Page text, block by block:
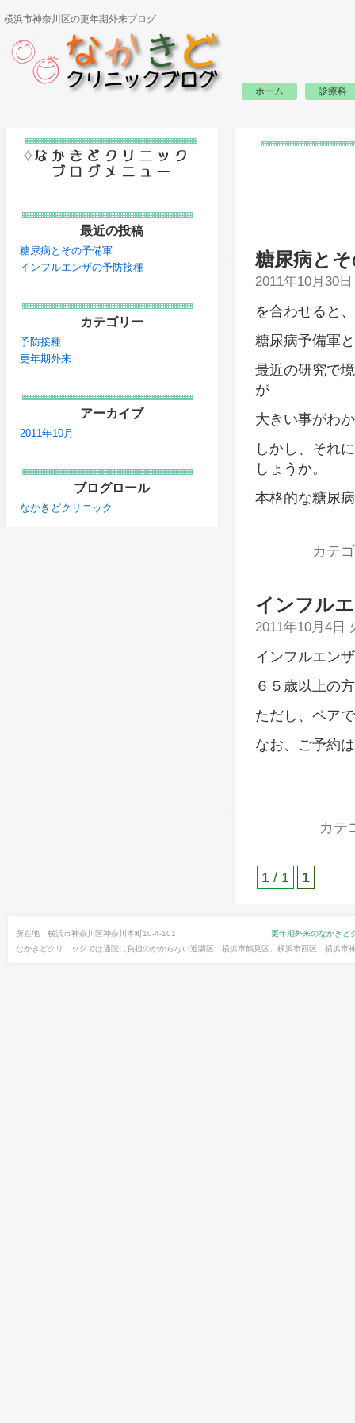
横浜市神奈川区の更年期外来ブログ
ホーム 診療科
糖尿病と
2011年10月30
を合わせると
糖尿病予備軍
最近の研究で
が
大きい事がわ
しかし、それ
しょうか。
本格的な糖尿
カテ
インフル
2011年10月4日
インフルエン
６５歳以上の
ただし、ペア
なお、ご予約
カテ
1 / 1 1
最近の投稿
糖尿病とその予備軍
インフルエンザの予防接種
カテゴリー
予防接種
更年期外来
アーカイブ
2011年10月
ブログロール
なかきどクリニック
所在地 横浜市神奈川区神奈川本町10-4-101 更年期外来のなかきど
なかきどクリニックでは通院に負担のかからない近隣区、横浜市鶴見区、横浜市西区、横浜